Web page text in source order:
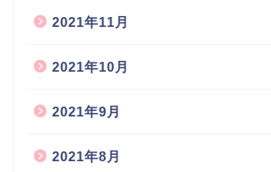
2021年11月
2021年10月
2021年9月
2021年8月